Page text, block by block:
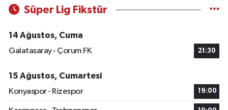
Süper Lig Fikstür
14 Ağustos, Cuma
Galatasaray - Çorum FK
21:30
15 Ağustos, Cumartesi
Konyaspor - Rizespor
19:00